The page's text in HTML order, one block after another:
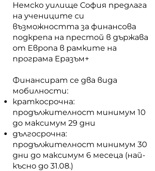
Немско уилище София предлага
на учениците си
възможността за финансова
подкрепа на престой в държава
от Европа в рамките на
програма Еразъм+
Финансират се два вида
мобилности:
краткосрочна:
продължителност минимум 10
до максимум 29 дни
дългосрочна:
продължителност минимум 30
дни до максимум 6 месеца (най-
късно до 31.08.)